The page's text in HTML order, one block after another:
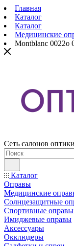
Главная
Каталог
Каталог
Медицинские
Montblanc 0022o
Сеть салонов оптики
Каталог
Оправы
Медицинские
Солнцезащитные
Спортивные оправы
Имиджевые оправы
Аксессуары
Окклюдеры